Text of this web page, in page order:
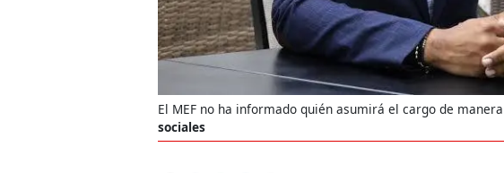
El MEF no ha informado quién asumirá el cargo de
sociales